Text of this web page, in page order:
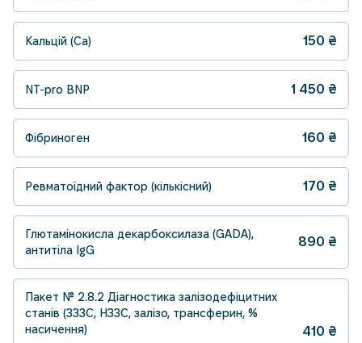
Кальцій (Ca) 150 ₴
NT-pro BNP 1 450 ₴
Фібриноген 160 ₴
Ревматоїдний фактор (кількісний) 170 ₴
Глютамінокисла декарбоксилаза (GADA),
антитіла IgG
890 ₴
Пакет № 2.8.2 Діагностика залізодефіцитних
станів (ЗЗЗС, НЗЗС, залізо, трансферин, %
насичення)
410 ₴